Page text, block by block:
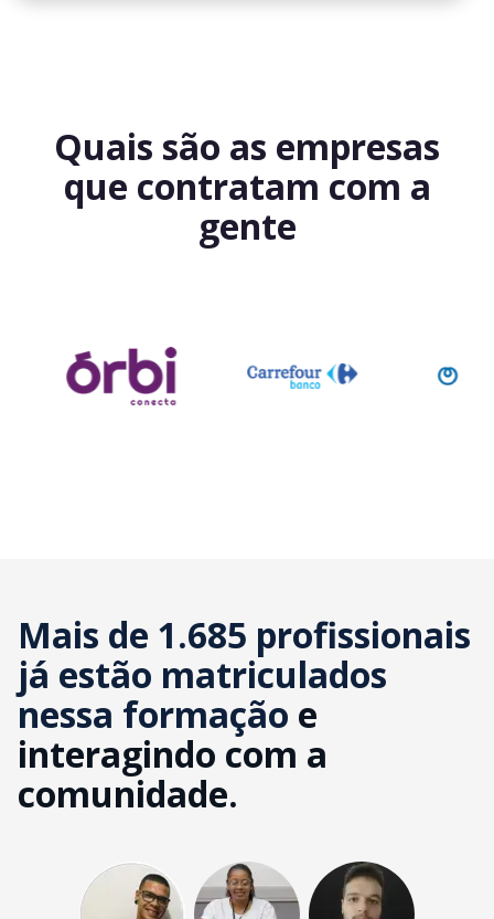
Quais são as empresas
que contratam com a
gente
Mais de 1.685 profissionais
já estão matriculados
nessa formação e
interagindo com a
comunidade.